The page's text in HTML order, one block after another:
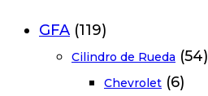
GFA (119)
Cilindro de Rueda (54)
Chevrolet (6)